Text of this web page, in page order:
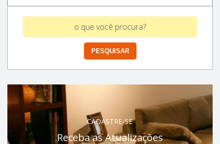
CADASTRE-SE
Receba as Atualizações